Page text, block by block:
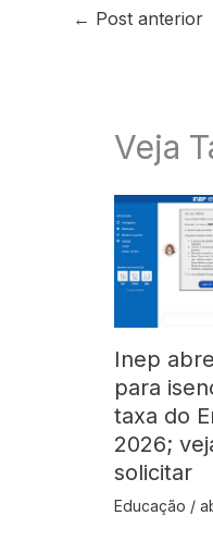
← Post anterior
Veja
Inep
para
taxa do
2026;
solicitar
Educação /